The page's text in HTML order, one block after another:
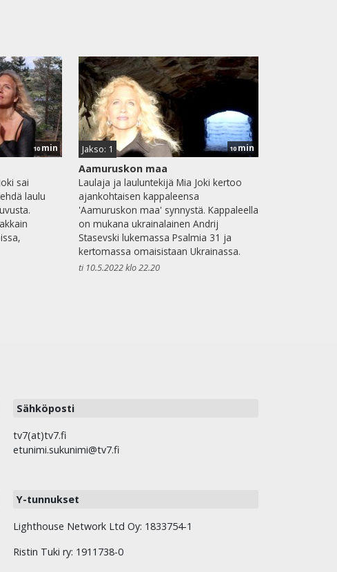
10min
sai
laulu
Jakso: 1 10min
Aamuruskon maa
Laulaja ja lauluntekijä Mia Joki kertoo
ajankohtaisen kappaleensa
'Aamuruskon maa' synnystä. Kappaleella
on mukana ukrainalainen Andrij
Stasevski lukemassa Psalmia 31 ja
kertomassa omaisistaan Ukrainassa.
ti 10.5.2022 klo 22.20
Sähköposti
tv7(at)tv7.fi
etunimi.sukunimi@tv7.fi
Y-tunnukset
Lighthouse Network Ltd Oy: 1833754-1
Ristin Tuki ry: 1911738-0